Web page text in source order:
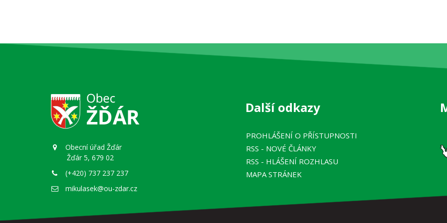
Obecní úřad Žďár
Žďár 5, 679 02
(+420) 737 237 237
mikulasek@ou-zdar.cz
Další odkazy
PROHLÁŠENÍ O PŘÍSTUPNOSTI
RSS - NOVÉ ČLÁNKY
RSS - HLÁŠENÍ ROZHLASU
MAPA STRÁNEK